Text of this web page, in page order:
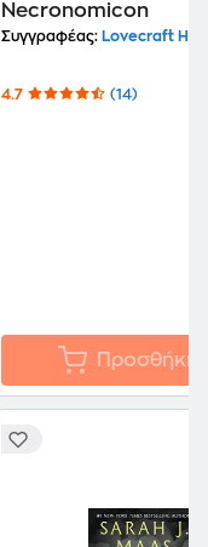
Necronomicon
Συγγραφέας: Lovecraft H.P.
4.7 (14)
Προσθήκη